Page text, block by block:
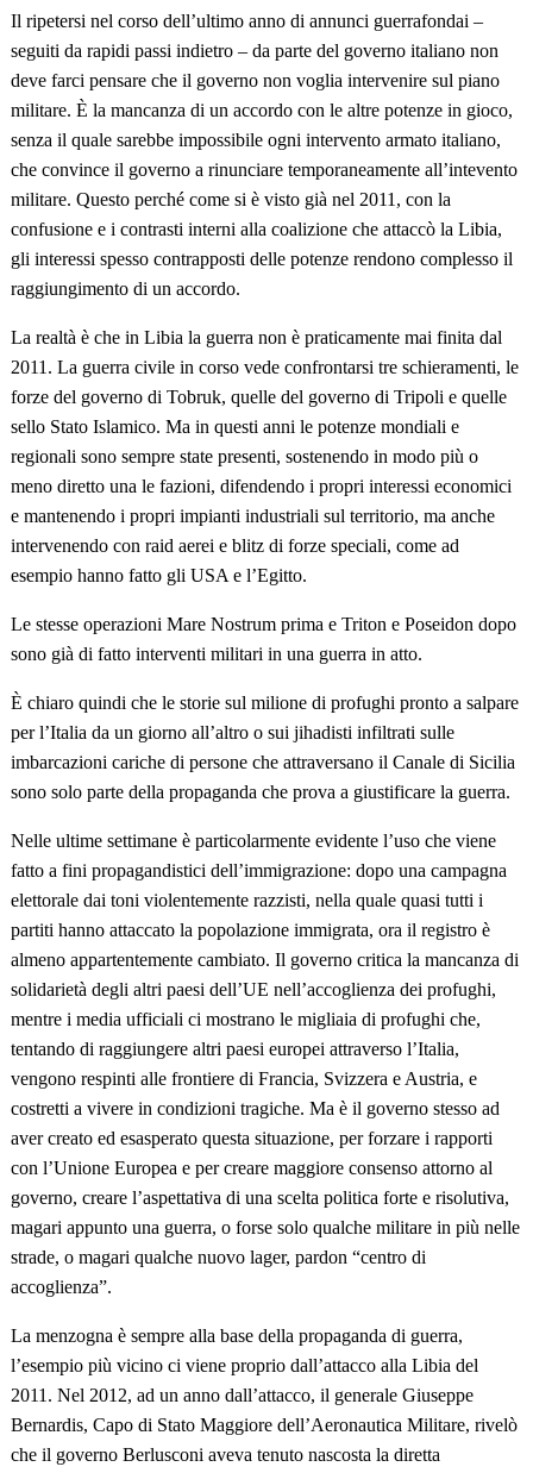
Il ripetersi nel corso dell’ultimo anno di annunci guerrafondai –
seguiti da rapidi passi indietro – da parte del governo italiano non
deve farci pensare che il governo non voglia intervenire sul piano
militare. È la mancanza di un accordo con le altre potenze in gioco,
senza il quale sarebbe impossibile ogni intervento armato italiano,
che convince il governo a rinunciare temporaneamente all’intevento
militare. Questo perché come si è visto già nel 2011, con la
confusione e i contrasti interni alla coalizione che attaccò la Libia,
gli interessi spesso contrapposti delle potenze rendono complesso il
raggiungimento di un accordo.
La realtà è che in Libia la guerra non è praticamente mai finita dal
2011. La guerra civile in corso vede confrontarsi tre schieramenti, le
forze del governo di Tobruk, quelle del governo di Tripoli e quelle
sello Stato Islamico. Ma in questi anni le potenze mondiali e
regionali sono sempre state presenti, sostenendo in modo più o
meno diretto una le fazioni, difendendo i propri interessi economici
e mantenendo i propri impianti industriali sul territorio, ma anche
intervenendo con raid aerei e blitz di forze speciali, come ad
esempio hanno fatto gli USA e l’Egitto.
Le stesse operazioni Mare Nostrum prima e Triton e Poseidon dopo
sono già di fatto interventi militari in una guerra in atto.
È chiaro quindi che le storie sul milione di profughi pronto a salpare
per l’Italia da un giorno all’altro o sui jihadisti infiltrati sulle
imbarcazioni cariche di persone che attraversano il Canale di Sicilia
sono solo parte della propaganda che prova a giustificare la guerra.
Nelle ultime settimane è particolarmente evidente l’uso che viene
fatto a fini propagandistici dell’immigrazione: dopo una campagna
elettorale dai toni violentemente razzisti, nella quale quasi tutti i
partiti hanno attaccato la popolazione immigrata, ora il registro è
almeno appartentemente cambiato. Il governo critica la mancanza di
solidarietà degli altri paesi dell’UE nell’accoglienza dei profughi,
mentre i media ufficiali ci mostrano le migliaia di profughi che,
tentando di raggiungere altri paesi europei attraverso l’Italia,
vengono respinti alle frontiere di Francia, Svizzera e Austria, e
costretti a vivere in condizioni tragiche. Ma è il governo stesso ad
aver creato ed esasperato questa situazione, per forzare i rapporti
con l’Unione Europea e per creare maggiore consenso attorno al
governo, creare l’aspettativa di una scelta politica forte e risolutiva,
magari appunto una guerra, o forse solo qualche militare in più nelle
strade, o magari qualche nuovo lager, pardon “centro di
accoglienza”.
La menzogna è sempre alla base della propaganda di guerra,
l’esempio più vicino ci viene proprio dall’attacco alla Libia del
2011. Nel 2012, ad un anno dall’attacco, il generale Giuseppe
Bernardis, Capo di Stato Maggiore dell’Aeronautica Militare, rivelò
che il governo Berlusconi aveva tenuto nascosta la diretta